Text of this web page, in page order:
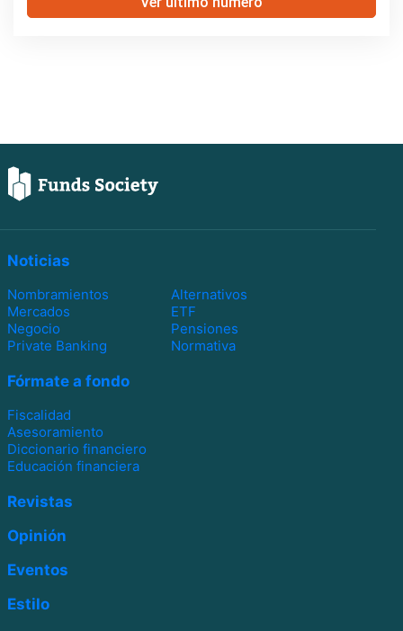
Noticias
Nombramientos
Alternativos
Mercados
ETF
Negocio
Pensiones
Private Banking
Normativa
Fórmate a fondo
Fiscalidad
Asesoramiento
Diccionario financiero
Educación financiera
Revistas
Opinión
Eventos
Estilo